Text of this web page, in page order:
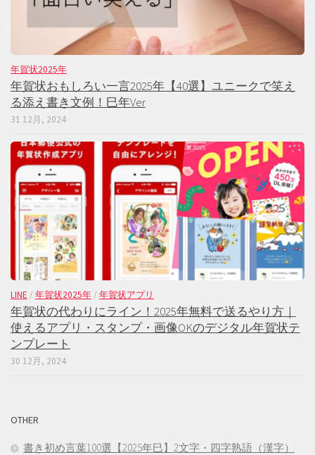
年賀状2025年
年賀状おもしろい一言2025年【40選】ユニークで笑え
る添え書き文例！巳年Ver
31 12月, 2024
LINE / 年賀状2025年 / 年賀状アプリ
年賀状の代わりにライン！2025年無料で送るやり方｜
使えるアプリ・スタンプ・画像OKのデジタル年賀状テ
ンプレート
30 12月, 2024
OTHER
書き初め言葉100選【2025年巳】2文字・四字熟語（漢字）